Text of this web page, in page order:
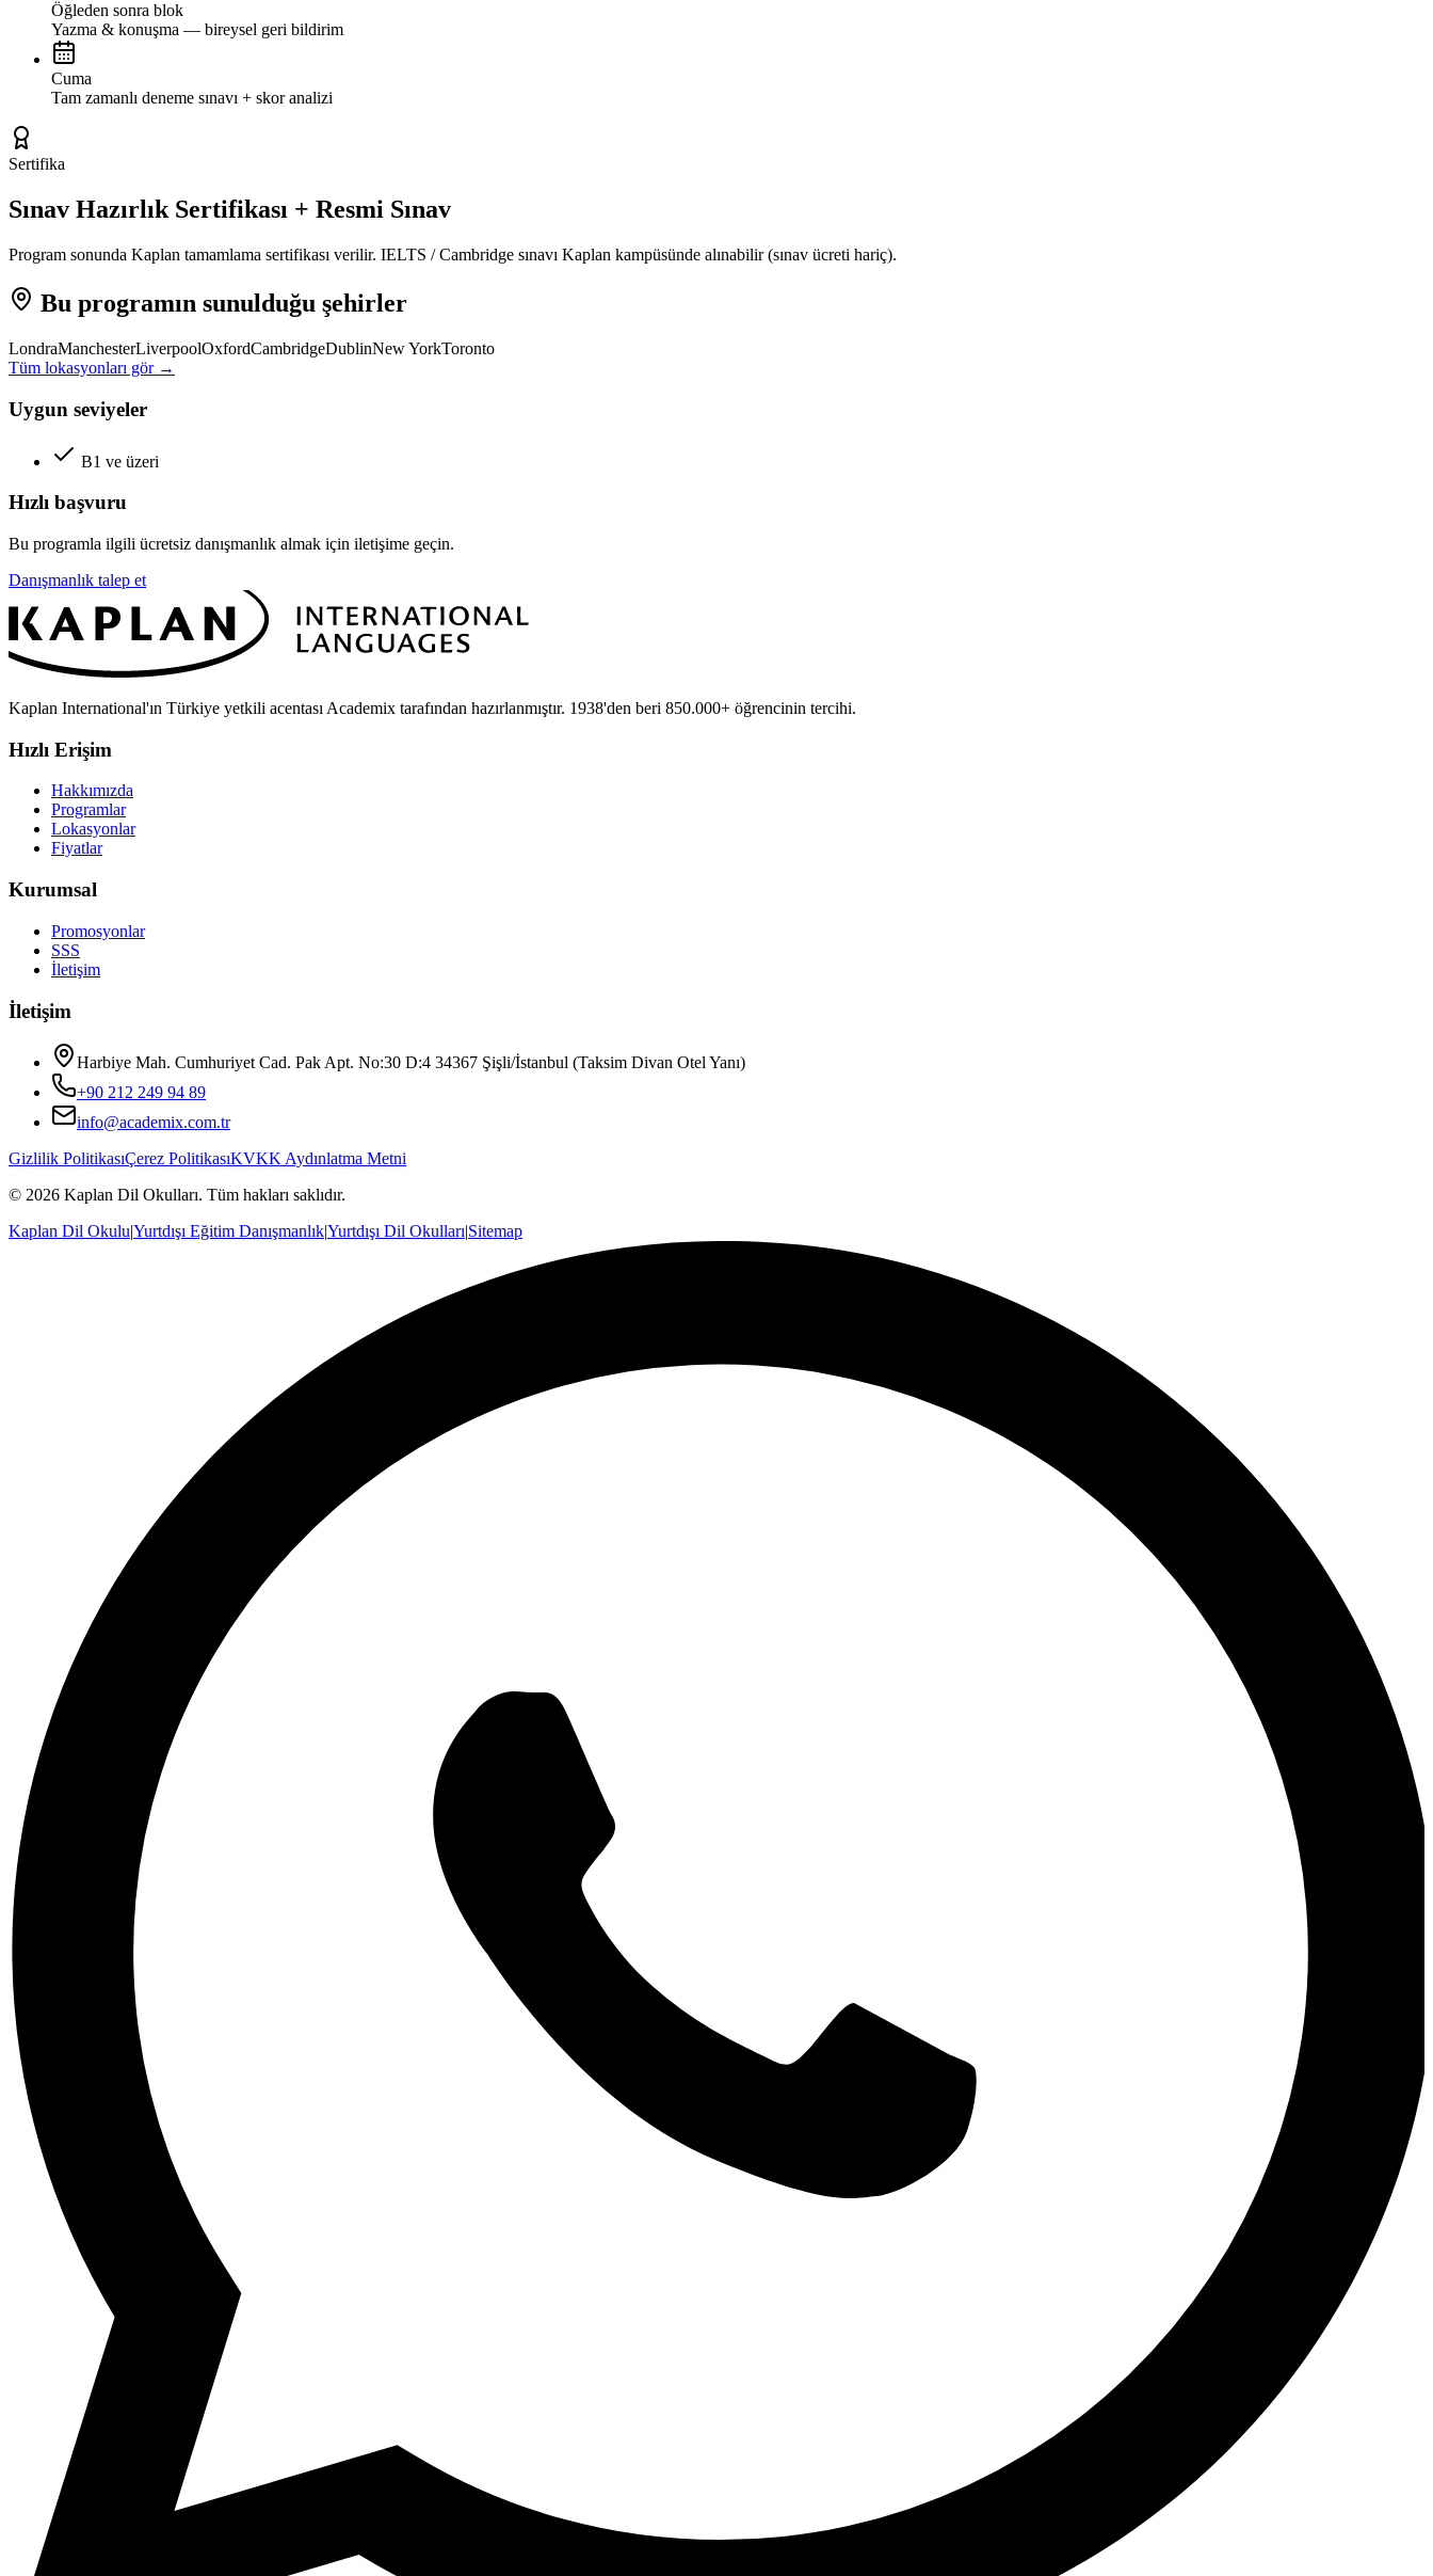
Öğleden sonra blok
Yazma & konuşma — bireysel geri bildirim
Cuma
Tam zamanlı deneme sınavı + skor analizi
Sertifika
Sınav Hazırlık Sertifikası + Resmi Sınav
Program sonunda Kaplan tamamlama sertifikası verilir. IELTS / Cambridge sınavı Kaplan kampüsünde alınabilir (sınav ücreti hariç).
Bu programın sunulduğu şehirler
LondraManchesterLiverpoolOxfordCambridgeDublinNew YorkToronto
Tüm lokasyonları gör →
Uygun seviyeler
B1 ve üzeri
Hızlı başvuru
Bu programla ilgili ücretsiz danışmanlık almak için iletişime geçin.
Danışmanlık talep et
Kaplan International'ın Türkiye yetkili acentası Academix tarafından hazırlanmıştır. 1938'den beri 850.000+ öğrencinin tercihi.
Hızlı Erişim
Hakkımızda
Programlar
Lokasyonlar
Fiyatlar
Kurumsal
Promosyonlar
SSS
İletişim
İletişim
Harbiye Mah. Cumhuriyet Cad. Pak Apt. No:30 D:4 34367 Şişli/İstanbul (Taksim Divan Otel Yanı)
+90 212 249 94 89
info@academix.com.tr
Gizlilik PolitikasıÇerez PolitikasıKVKK Aydınlatma Metni
© 2026 Kaplan Dil Okulları. Tüm hakları saklıdır.
Kaplan Dil Okulu|Yurtdışı Eğitim Danışmanlık|Yurtdışı Dil Okulları|Sitemap